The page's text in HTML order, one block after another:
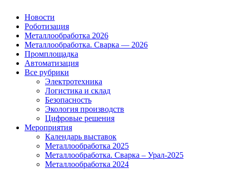
Новости
Роботизация
Металлообработка 2026
Металлообработка. Сварка — 2026
Промплощадка
Автоматизация
Все рубрики
Электротехника
Логистика и склад
Безопасность
Экология производств
Цифровые решения
Мероприятия
Календарь выставок
Металлообработка 2025
Металлообработка. Сварка – Урал-2025
Металлообработка 2024